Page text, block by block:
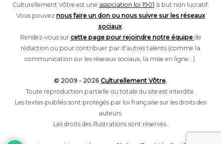
Culturellement Vôtre est une association loi 1901 à but non lucratif.
Vous pouvez nous faire un don ou nous suivre sur les réseaux
sociaux.
Rendez-vous sur cette page pour rejoindre notre équipe de
rédaction ou pour contribuer par d'autres talents (comme la
communication sur les réseaux sociaux, la mise en ligne...).
© 2009 - 2026 Culturellement Vôtre.
Toute reproduction partielle ou totale du site est interdite.
Les textes publiés sont protégés par loi française sur les droits des
auteurs.
Les droits des illustrations sont réservés.